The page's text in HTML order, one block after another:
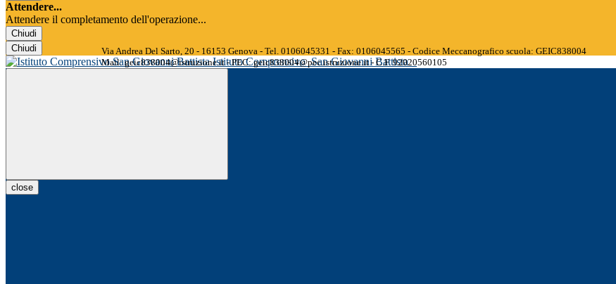
Attendere...
Attendere il completamento dell'operazione...
Chiudi
Chiudi
Istituto Comprensivo San Giovanni Battista
Via Andrea Del Sarto, 20 - 16153 Genova - Tel. 0106045331 - Fax: 0106045565 - Codice Meccanografico scuola: GEIC838004
Mail: geic838004@istruzione.it - PEC: geic838004@pec.istruzione.it - C.F. 92020560105
close